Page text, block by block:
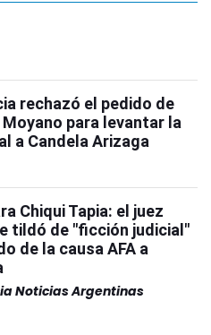
rechazó el pedido de
para levantar la
a Candela Arizaga
Chiqui Tapia: el juez
tildó de "ficción judicial"
de la causa AFA a
Noticias Argentinas